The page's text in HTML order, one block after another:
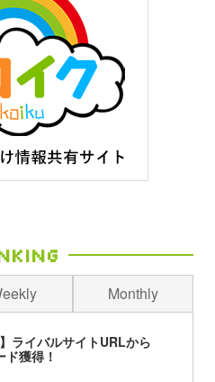
Monthly
ライバルサイトURLから
獲得！